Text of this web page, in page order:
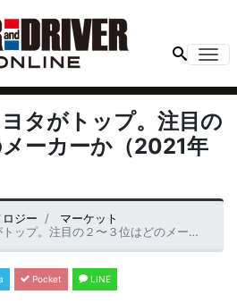
タがトップ。注目の
ーカーか（2021年
ジー
マーケット
目の２〜３位はどのメーカーか（2021年11月）
Pocket LINE